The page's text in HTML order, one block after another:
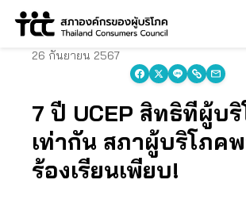
Skip
26 กันยายน 2567
7 ปี UCEP สิทธิที่ผู้บริ
เท่ากัน สภาผู้บริโภค
ร้องเรียนเพียบ!